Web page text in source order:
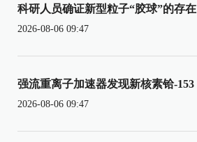
科研人员确证新型粒子“胶球”的存在
2026-08-06 09:47
强流重离子加速器发现新核素铪-153
2026-08-06 09:47